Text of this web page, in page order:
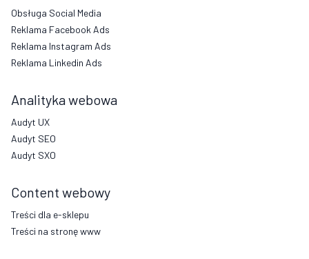
Obsługa Social Media
Reklama Facebook Ads
Reklama Instagram Ads
Reklama Linkedin Ads
Analityka webowa
Audyt UX
Audyt SEO
Audyt SXO
Content webowy
Treści dla e-sklepu
Treści na stronę www